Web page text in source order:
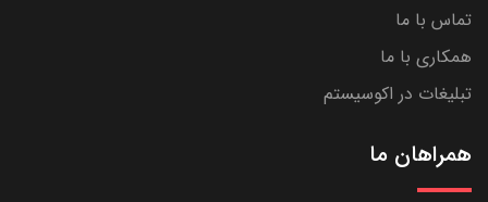
تماس با ما
همکاری با ما
تبلیغات در اکوسیستم
همراهان ما